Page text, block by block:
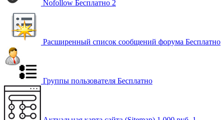
Nofollow Бесплатно 2
Расширенный список сообщений форума Бесплатно
Группы пользователя Бесплатно